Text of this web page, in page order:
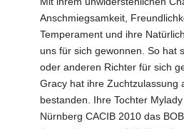
Anschmiegsamkeit,
Temperament und ihre
uns für sich gewonnen. So hat
oder anderen Richter für sich
Gracy hat ihre Zuchtzulassung
bestanden. Ihre Tochter
Nürnberg CACIB 2010 das